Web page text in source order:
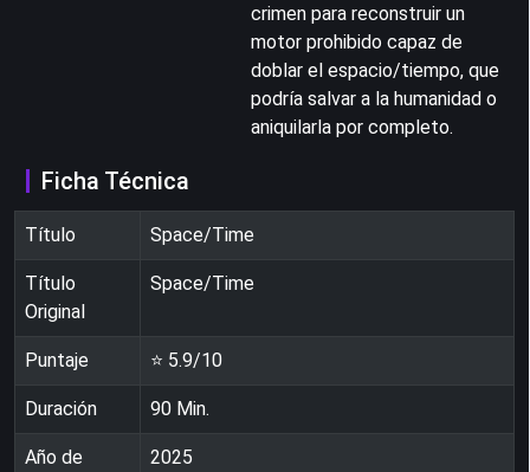
crimen para reconstruir un
motor prohibido capaz de
doblar el espacio/tiempo, que
podría salvar a la humanidad o
aniquilarla por completo.
Ficha Técnica
Título Space/Time
Título
Original
Space/Time
Puntaje ⭐ 5.9/10
Duración 90 Min.
Año de
2025